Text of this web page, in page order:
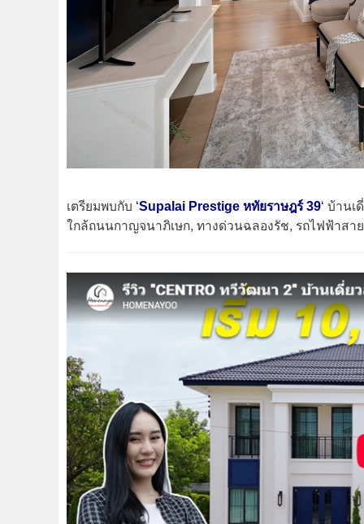
เตรียมพบกับ ‘Supalai Prestige หทัยราษฎร์ 39‘ บ้านเ
ใกล้ถนนกาญจนาภิเษก, ทางด่วนฉลองรัช, รถไฟฟ้าสา